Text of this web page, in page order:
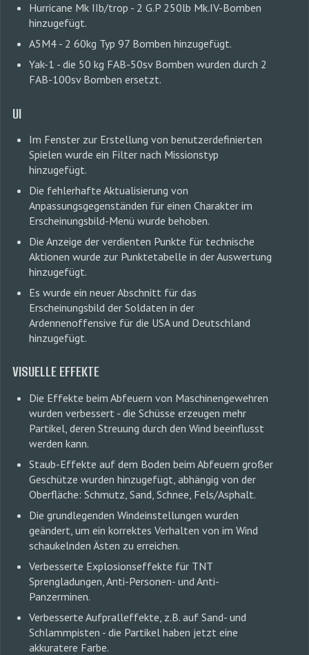
Hurricane Mk IIb/trop - 2 G.P 250lb Mk.IV-Bomben
hinzugefügt.
A5M4 - 2 60kg Typ 97 Bomben hinzugefügt.
Yak-1 - die 50 kg FAB-50sv Bomben wurden durch 2
FAB-100sv Bomben ersetzt.
UI
Im Fenster zur Erstellung von benutzerdefinierten
Spielen wurde ein Filter nach Missionstyp
hinzugefügt.
Die fehlerhafte Aktualisierung von
Anpassungsgegenständen für einen Charakter im
Erscheinungsbild-Menü wurde behoben.
Die Anzeige der verdienten Punkte für technische
Aktionen wurde zur Punktetabelle in der Auswertung
hinzugefügt.
Es wurde ein neuer Abschnitt für das
Erscheinungsbild der Soldaten in der
Ardennenoffensive für die USA und Deutschland
hinzugefügt.
VISUELLE EFFEKTE
Die Effekte beim Abfeuern von Maschinengewehren
wurden verbessert - die Schüsse erzeugen mehr
Partikel, deren Streuung durch den Wind beeinflusst
werden kann.
Staub-Effekte auf dem Boden beim Abfeuern großer
Geschütze wurden hinzugefügt, abhängig von der
Oberfläche: Schmutz, Sand, Schnee, Fels/Asphalt.
Die grundlegenden Windeinstellungen wurden
geändert, um ein korrektes Verhalten von im Wind
schaukelnden Ästen zu erreichen.
Verbesserte Explosionseffekte für TNT
Sprengladungen, Anti-Personen- und Anti-
Panzerminen.
Verbesserte Aufpralleffekte, z.B. auf Sand- und
Schlammpisten - die Partikel haben jetzt eine
akkuratere Farbe.